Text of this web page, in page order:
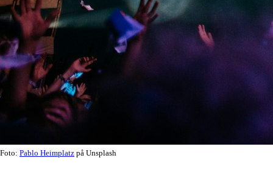
Foto: Pablo Heimplatz på Unsplash